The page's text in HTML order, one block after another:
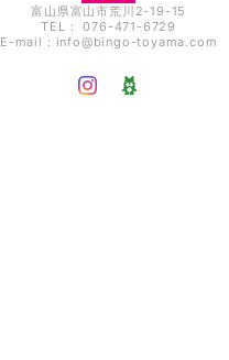
富山県富山市荒川2-19-15
TEL： 076-471-6729
E-mail： info@bingo-toyama.com